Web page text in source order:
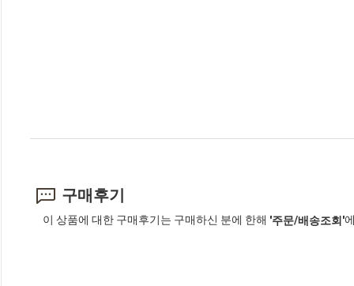
구매후기
이 상품에 대한 구매후기는 구매하신 분에 한해 '주문/배송조회'